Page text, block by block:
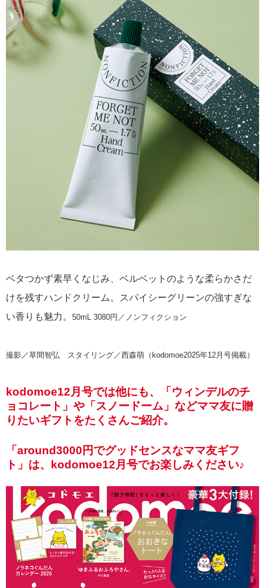
ベタつかず素早くなじみ、ベルベットのような柔らかさだ
けを残すハンドクリーム。スパイシーグリーンの強すぎな
い香りも魅力。 50mL 3080円／ノンフィクション
撮影／草間智弘 スタイリング／西森萌（kodomoe2025年12月号掲載）
kodomoe12月号では他にも、「ウィンデルのチ
ョコレート」や「スノードーム」などママ友に贈
りたいギフトをたくさんご紹介。
「around3000円でグッドセンスなママ友ギフ
ト」は、kodomoe12月号でお楽しみください♪